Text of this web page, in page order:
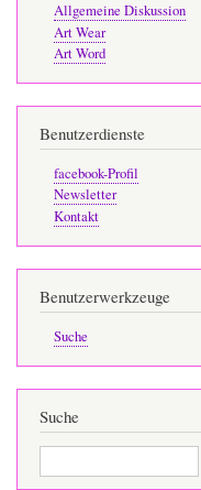
Allgemeine Diskussion
Art Wear
Art Word
Benutzerdienste
facebook-Profil
Newsletter
Kontakt
Benutzerwerkzeuge
Suche
Suche
Suche